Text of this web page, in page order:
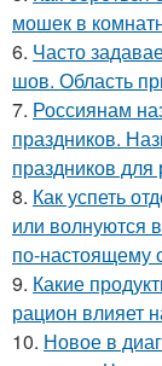
мошек в
6. Часто
шов. Область
7. Россиянам
праздников.
праздников для
8. Как успеть
или волнуются
по-настоящему
9. Какие
рацион влияет
10. Новое в